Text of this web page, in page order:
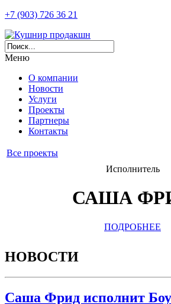
+7 (903) 726 36 21
Меню
О компании
Новости
Услуги
Проекты
Партнеры
Контакты
Все проекты
Исполнитель
САША
ПОДРОБНЕЕ
НОВОСТИ
Саша Фрид исполнит